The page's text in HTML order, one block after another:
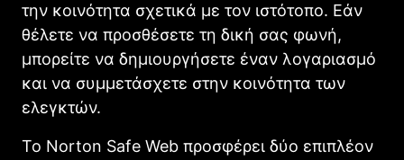
την κοινότητα σχετικά με τον ιστότοπο. Εάν
θέλετε να προσθέσετε τη δική σας φωνή,
μπορείτε να δημιουργήσετε έναν λογαριασμό
και να συμμετάσχετε στην κοινότητα των
ελεγκτών.
Το Norton Safe Web προσφέρει δύο επιπλέον